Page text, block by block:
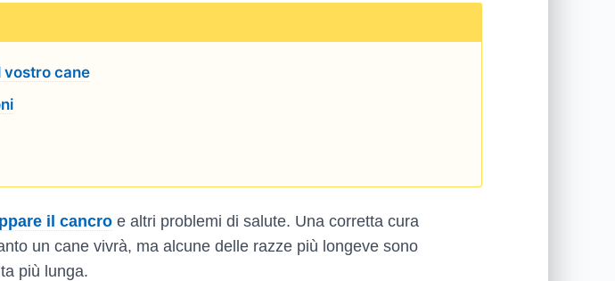
vostro cane
il cancro e altri problemi di salute. Una corretta cura
un cane vivrà, ma alcune delle razze più longeve sono
più lunga.